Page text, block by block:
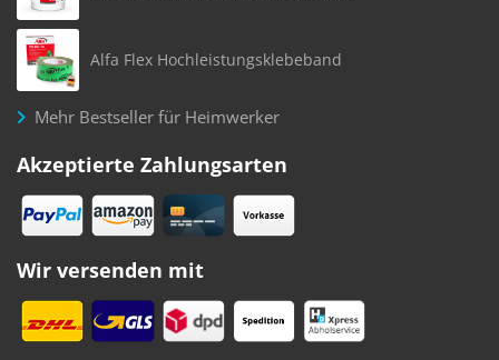
Alfa Flex Hochleistungsklebeband
Mehr Bestseller für Heimwerker
Akzeptierte Zahlungsarten
Wir versenden mit